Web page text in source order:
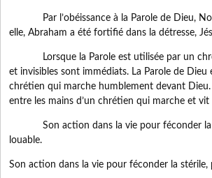
Par l’obéissance à la Parole de Dieu, Noé
elle, Abraham a été fortifié dans la détresse,
Lorsque la Parole est utilisée par un
et invisibles sont immédiats. La Parole de
chrétien qui marche humblement devant
entre les mains d’un chrétien qui marche et
Son action dans la vie pour féconder la
louable.
Son action dans la vie pour féconder la